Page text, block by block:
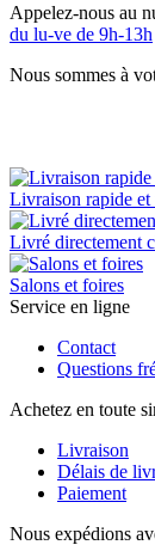
Appelez-nous au
du lu-ve de 9h-13h
Nous sommes à
Livraison rapide
Livré directement
Salons et foires
Service en ligne
Contact
Questions
Achetez en toute
Livraison
Délais de
Paiement
Nous expédions